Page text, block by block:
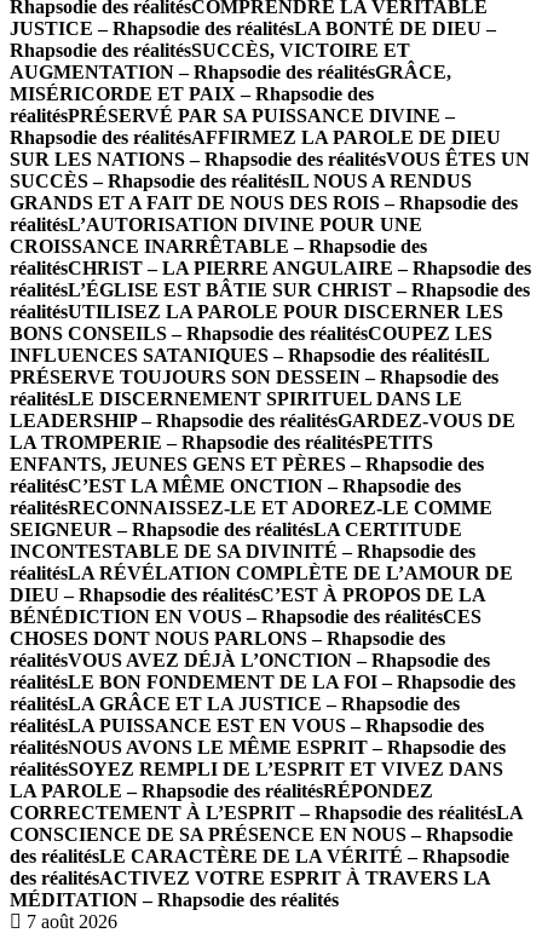
Rhapsodie des réalitésCOMPRENDRE LA VÉRITABLE
JUSTICE – Rhapsodie des réalitésLA BONTÉ DE DIEU –
Rhapsodie des réalitésSUCCÈS, VICTOIRE ET
AUGMENTATION – Rhapsodie des réalitésGRÂCE,
MISÉRICORDE ET PAIX – Rhapsodie des
réalitésPRÉSERVÉ PAR SA PUISSANCE DIVINE –
Rhapsodie des réalitésAFFIRMEZ LA PAROLE DE DIEU
SUR LES NATIONS – Rhapsodie des réalitésVOUS ÊTES UN
SUCCÈS – Rhapsodie des réalitésIL NOUS A RENDUS
GRANDS ET A FAIT DE NOUS DES ROIS – Rhapsodie des
réalitésL’AUTORISATION DIVINE POUR UNE
CROISSANCE INARRÊTABLE – Rhapsodie des
réalitésCHRIST – LA PIERRE ANGULAIRE – Rhapsodie des
réalitésL’ÉGLISE EST BÂTIE SUR CHRIST – Rhapsodie des
réalitésUTILISEZ LA PAROLE POUR DISCERNER LES
BONS CONSEILS – Rhapsodie des réalitésCOUPEZ LES
INFLUENCES SATANIQUES – Rhapsodie des réalitésIL
PRÉSERVE TOUJOURS SON DESSEIN – Rhapsodie des
réalitésLE DISCERNEMENT SPIRITUEL DANS LE
LEADERSHIP – Rhapsodie des réalitésGARDEZ-VOUS DE
LA TROMPERIE – Rhapsodie des réalitésPETITS
ENFANTS, JEUNES GENS ET PÈRES – Rhapsodie des
réalitésC’EST LA MÊME ONCTION – Rhapsodie des
réalitésRECONNAISSEZ-LE ET ADOREZ-LE COMME
SEIGNEUR – Rhapsodie des réalitésLA CERTITUDE
INCONTESTABLE DE SA DIVINITÉ – Rhapsodie des
réalitésLA RÉVÉLATION COMPLÈTE DE L’AMOUR DE
DIEU – Rhapsodie des réalitésC’EST À PROPOS DE LA
BÉNÉDICTION EN VOUS – Rhapsodie des réalitésCES
CHOSES DONT NOUS PARLONS – Rhapsodie des
réalitésVOUS AVEZ DÉJÀ L’ONCTION – Rhapsodie des
réalitésLE BON FONDEMENT DE LA FOI – Rhapsodie des
réalitésLA GRÂCE ET LA JUSTICE – Rhapsodie des
réalitésLA PUISSANCE EST EN VOUS – Rhapsodie des
réalitésNOUS AVONS LE MÊME ESPRIT – Rhapsodie des
réalitésSOYEZ REMPLI DE L’ESPRIT ET VIVEZ DANS
LA PAROLE – Rhapsodie des réalitésRÉPONDEZ
CORRECTEMENT À L’ESPRIT – Rhapsodie des réalitésLA
CONSCIENCE DE SA PRÉSENCE EN NOUS – Rhapsodie
des réalitésLE CARACTÈRE DE LA VÉRITÉ – Rhapsodie
des réalitésACTIVEZ VOTRE ESPRIT À TRAVERS LA
MÉDITATION – Rhapsodie des réalités
7 août 2026